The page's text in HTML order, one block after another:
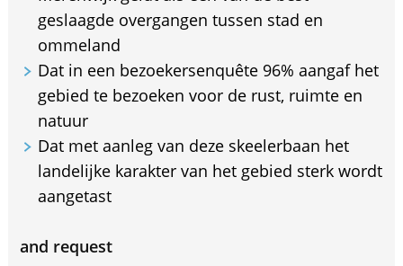
geslaagde overgangen tussen stad en
ommeland
Dat in een bezoekersenquête 96% aangaf het
gebied te bezoeken voor de rust, ruimte en
natuur
Dat met aanleg van deze skeelerbaan het
landelijke karakter van het gebied sterk wordt
aangetast
and request